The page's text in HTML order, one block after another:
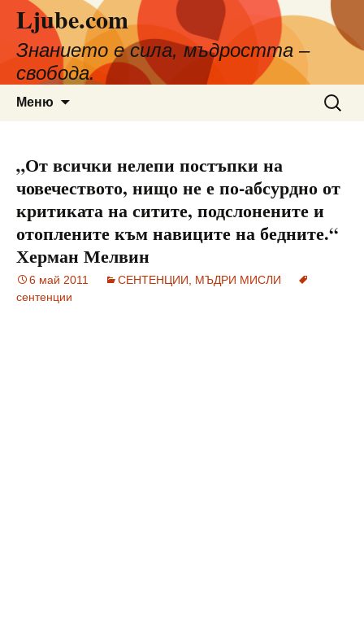
съдържанието
Ljube.com
Знанието е сила, мъдростта –
свобода.
Меню
за:
„От всички нелепи постъпки на
човечеството, нищо не е по-абсурдно от
критиката на ситите, подслонените и
отоплените към навиците на бедните.“
Херман Мелвин
6 май 2011
СЕНТЕНЦИИ, МЪДРИ МИСЛИ
сентенции